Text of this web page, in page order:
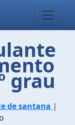
grau
de santana |